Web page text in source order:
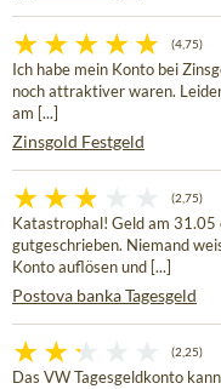
(4,75)
Ich habe mein Konto bei
noch attraktiver waren.
am [...]
Zinsgold Festgeld
(2,75)
Katastrophal! Geld am
gutgeschrieben. Niemand
Konto auflösen und [...]
Postova banka Tagesgeld
(2,25)
Das VW Tagesgeldkonto